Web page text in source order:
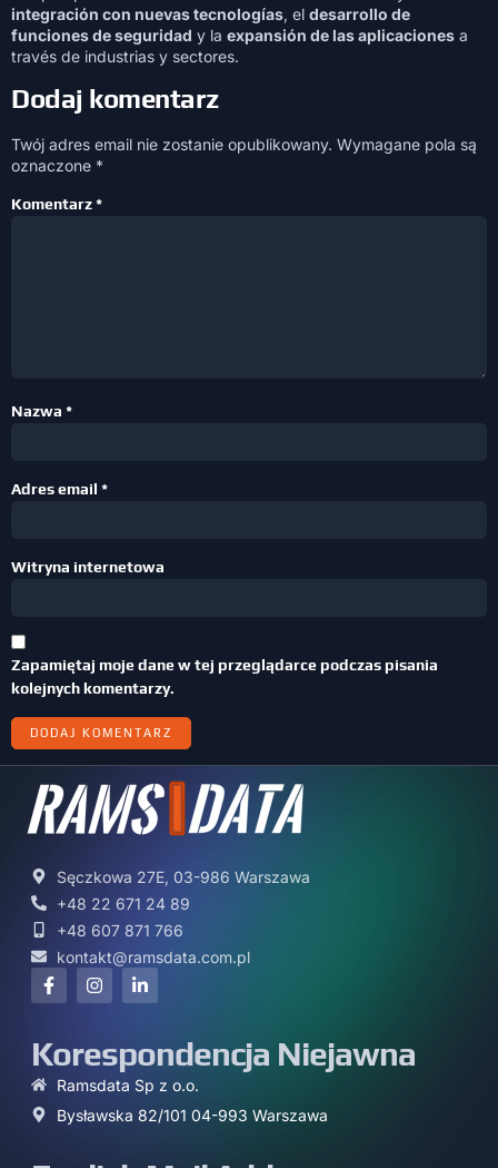
integración con nuevas tecnologías, el desarrollo de
funciones de seguridad y la expansión de las aplicaciones a
través de industrias y sectores.
Dodaj komentarz
Twój adres email nie zostanie opublikowany. Wymagane pola są
oznaczone *
Komentarz*
Nazwa *
Adres email *
Witryna internetowa
Zapamiętaj moje dane w tej przeglądarce podczas pisania
kolejnych komentarzy.
Sęczkowa 27E, 03-986 Warszawa
+48 22 671 24 89
+48 607 871 766
kontakt@ramsdata.com.pl
Korespondencja Niejawna
Ramsdata Sp z o.o.
Bysławska 82/101 04-993 Warszawa